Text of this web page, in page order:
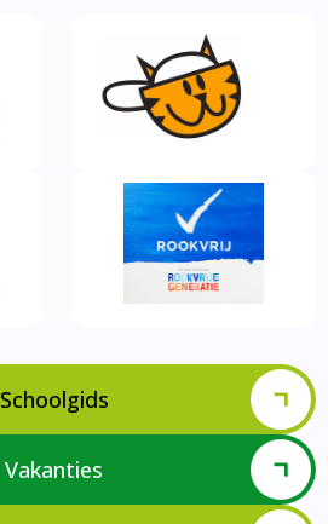
Schoolgids
Vakanties